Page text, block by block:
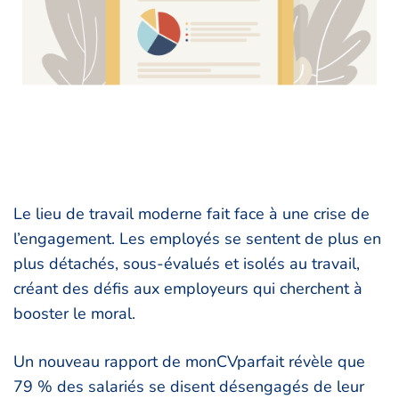
Le lieu de travail moderne fait face à une crise de
l’engagement. Les employés se sentent de plus en
plus détachés, sous-évalués et isolés au travail,
créant des défis aux employeurs qui cherchent à
booster le moral.
Un nouveau rapport de monCVparfait révèle que
79 % des salariés se disent désengagés de leur